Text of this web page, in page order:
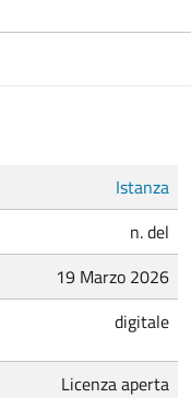
Istanza
n. del
19 Marzo 2026
digitale
Licenza aperta